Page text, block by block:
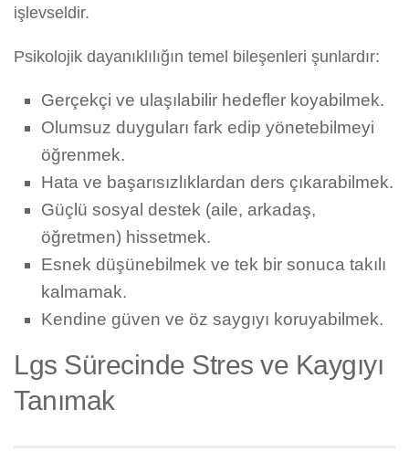
işlevseldir.
Psikolojik dayanıklılığın temel bileşenleri şunlardır:
Gerçekçi ve ulaşılabilir hedefler koyabilmek.
Olumsuz duyguları fark edip yönetebilmeyi
öğrenmek.
Hata ve başarısızlıklardan ders çıkarabilmek.
Güçlü sosyal destek (aile, arkadaş,
öğretmen) hissetmek.
Esnek düşünebilmek ve tek bir sonuca takılı
kalmamak.
Kendine güven ve öz saygıyı koruyabilmek.
Lgs Sürecinde Stres ve Kaygıyı
Tanımak